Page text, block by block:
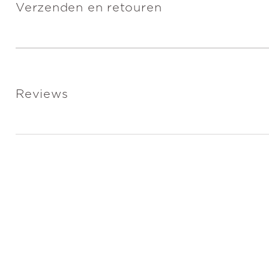
Verzenden en retouren
Reviews